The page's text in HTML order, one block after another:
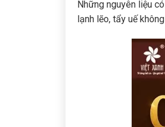
Những nguyên liệu
lạnh lẽo, tẩy uế